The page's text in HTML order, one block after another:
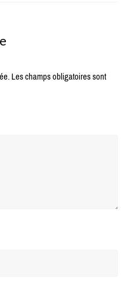
Les champs obligatoires sont